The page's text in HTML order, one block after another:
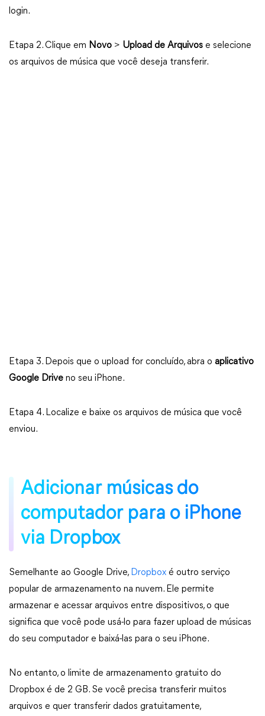
login.
Etapa 2. Clique em Novo > Upload de Arquivos e selecione
os arquivos de música que você deseja transferir.
Etapa 3. Depois que o upload for concluído, abra o aplicativo
Google Drive no seu iPhone.
Etapa 4. Localize e baixe os arquivos de música que você
enviou.
Adicionar músicas do
computador para o iPhone
via Dropbox
Semelhante ao Google Drive, Dropbox é outro serviço
popular de armazenamento na nuvem. Ele permite
armazenar e acessar arquivos entre dispositivos, o que
significa que você pode usá-lo para fazer upload de músicas
do seu computador e baixá-las para o seu iPhone.
No entanto, o limite de armazenamento gratuito do
Dropbox é de 2 GB. Se você precisa transferir muitos
arquivos e quer transferir dados gratuitamente,